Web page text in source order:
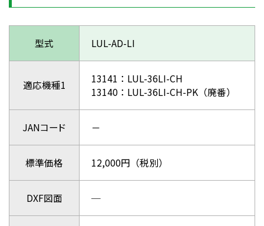
型式 LUL-AD-LI
適応機種1
13141：LUL-36LI-CH
13140：LUL-36LI-CH-PK（廃番）
JANコード －
標準価格 12,000円（税別）
DXF図面 ─